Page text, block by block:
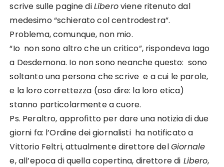
scrive sulle pagine diLiberoviene ritenuto dal
medesimo “schierato col centrodestra”.
Problema, comunque, non mio.
“Io non sono altro che un critico”, rispondeva Iago
a Desdemona. Io non sono neanche questo: sono
soltanto una persona che scrive e a cui le parole,
e la loro correttezza (oso dire: la loro etica)
stanno particolarmente a cuore.
Ps. Peraltro, approfitto per dare una notizia di due
giorni fa: l’Ordine dei giornalisti ha notificato a
Vittorio Feltri, attualmente direttore delGiornale
e, all’epoca di quella copertina, direttore di Libero,